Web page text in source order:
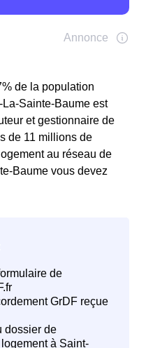
de la population
Sainte-Baume est
et gestionnaire de
de 11 millions de
au réseau de
Baume vous devez